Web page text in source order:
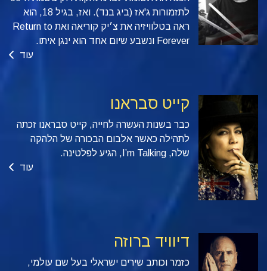
לתזמורות ג'אז (ביג בנד). ואז, בגיל 18, הוא
ראה בטלוויזיה את צ׳יק קוריאה ואת Return to
Forever ונשבע שיום אחד הוא ינגן איתו.
עוד
קייט סבראנו
כבר בשנות העשרה לחייה, קייט סבראנו זכתה
לתהילה כאשר אלבום הבכורה של הלהקה
שלה, I’m Talking, הגיע לפלטינה.
עוד
דיוויד ברוזה
כזמר וכותב שירים ישראלי בעל שם עולמי,